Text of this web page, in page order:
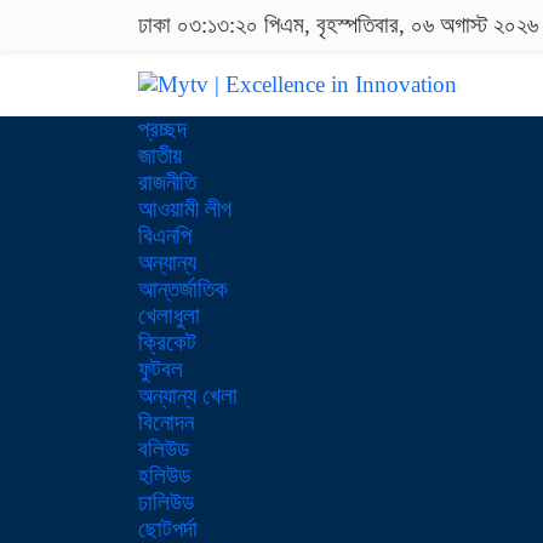
ঢাকা ০৩:১৩:২১ পিএম, বৃহস্পতিবার, ০৬ অগাস্ট ২০২৬
প্রচ্ছদ
জাতীয়
রাজনীতি
আওয়ামী লীগ
বিএনপি
অন্যান্য
আন্তর্জাতিক
খেলাধুলা
ক্রিকেট
ফুটবল
অন্যান্য খেলা
বিনোদন
বলিউড
হলিউড
ঢালিউড
ছোটপর্দা